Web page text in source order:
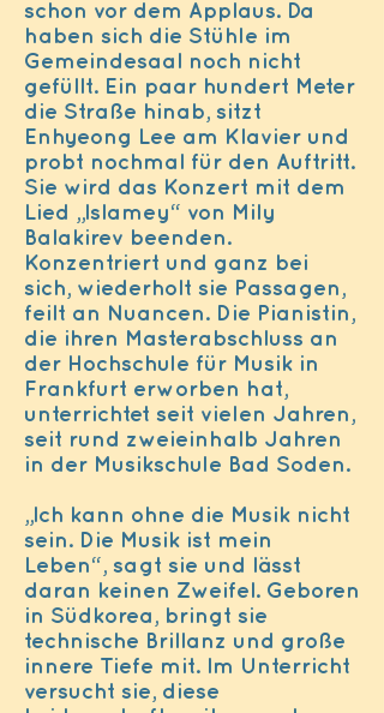
schon vor dem Applaus. Da
haben sich die Stühle im
Gemeindesaal noch nicht
gefüllt. Ein paar hundert Meter
die Straße hinab, sitzt
Enhyeong Lee am Klavier und
probt nochmal für den Auftritt.
Sie wird das Konzert mit dem
Lied „Islamey“ von Mily
Balakirev beenden.
Konzentriert und ganz bei
sich, wiederholt sie Passagen,
feilt an Nuancen. Die Pianistin,
die ihren Masterabschluss an
der Hochschule für Musik in
Frankfurt erworben hat,
unterrichtet seit vielen Jahren,
seit rund zweieinhalb Jahren
in der Musikschule Bad Soden.
„Ich kann ohne die Musik nicht
sein. Die Musik ist mein
Leben“, sagt sie und lässt
daran keinen Zweifel. Geboren
in Südkorea, bringt sie
technische Brillanz und große
innere Tiefe mit. Im Unterricht
versucht sie, diese